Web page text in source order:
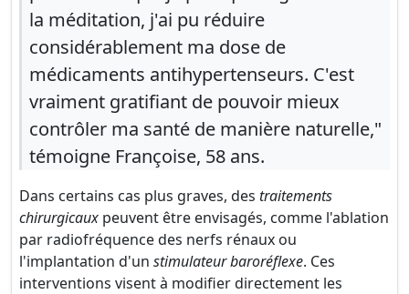
la méditation, j'ai pu réduire
considérablement ma dose de
médicaments antihypertenseurs. C'est
vraiment gratifiant de pouvoir mieux
contrôler ma santé de manière naturelle,"
témoigne Françoise, 58 ans.
Dans certains cas plus graves, des traitements
chirurgicaux peuvent être envisagés, comme l'ablation
par radiofréquence des nerfs rénaux ou
l'implantation d'un stimulateur baroréflexe. Ces
interventions visent à modifier directement les